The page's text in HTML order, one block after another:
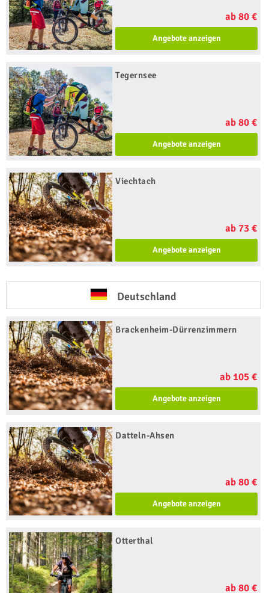
ab 80 €
Angebote anzeigen
Tegernsee
ab 80 €
Angebote anzeigen
Viechtach
ab 73 €
Angebote anzeigen
Deutschland
Brackenheim-Dürrenzimmern
ab 105 €
Angebote anzeigen
Datteln-Ahsen
ab 80 €
Angebote anzeigen
Otterthal
ab 80 €